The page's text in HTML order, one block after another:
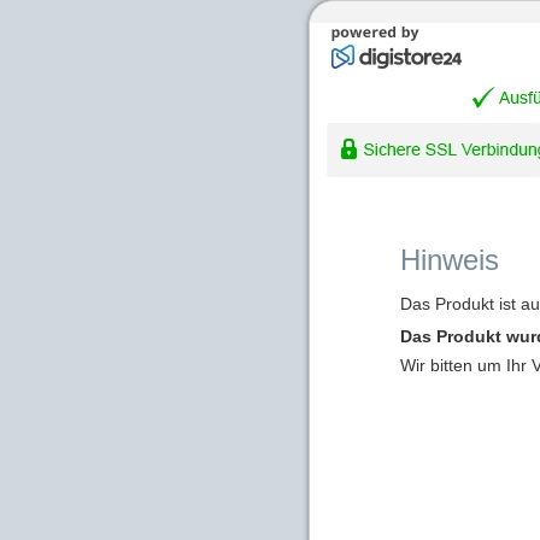
Hinweis
Das Produkt ist
Das Produkt
Wir bitten um Ihr